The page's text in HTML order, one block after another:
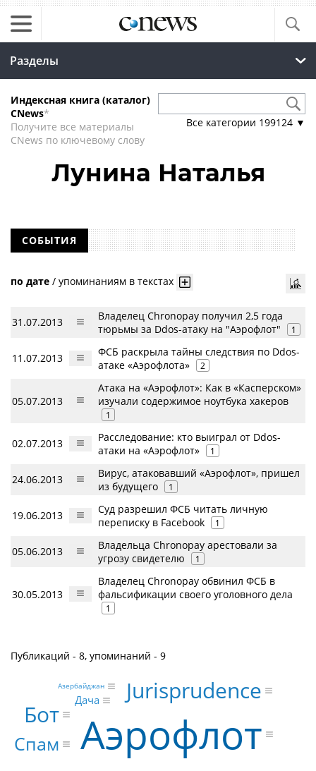
Разделы
Индексная книга (каталог)
CNews*
Получите все материалы
CNews по ключевому слову
Все категории 199124 ▼
Лунина Наталья
СОБЫТИЯ
по дате / упоминаниям в текстах
31.07.2013
Владелец Chronopay получил 2,5 года
тюрьмы за Ddos-атаку на "Аэрофлот"
1
11.07.2013
ФСБ раскрыла тайны следствия по Ddos-
атаке «Аэрофлота»
2
05.07.2013
Атака на «Аэрофлот»: Как в «Касперском»
изучали содержимое ноутбука хакеров
1
02.07.2013
Расследование: кто выиграл от Ddos-
атаки на «Аэрофлот»
1
24.06.2013
Вирус, атаковавший «Аэрофлот», пришел
из будущего
1
19.06.2013
Суд разрешил ФСБ читать личную
переписку в Facebook
1
05.06.2013
Владельца Chronopay арестовали за
угрозу свидетелю
1
30.05.2013
Владелец Chronopay обвинил ФСБ в
фальсификации своего уголовного дела
1
Публикаций - 8, упоминаний - 9
Аэрофлот
Бот
Jurisprudence
Спам
Дача
Азербайджан